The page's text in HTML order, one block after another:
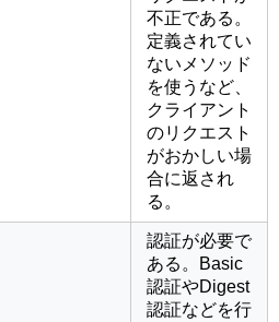
不正である。
定義されてい
ないメソッド
を使うなど、
クライアント
のリクエスト
がおかしい場
合に返され
る。
認証が必要で
ある。Basic
認証やDigest
認証などを行